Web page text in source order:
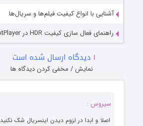
آشنایی با انواع کیفیت فیلم‌ها و سریال‌ها
راهنمای فعال سازی کیفیت HDR در PotPlayer
۱ دیدگاه ارسال شده است
نمایش / مخفی کردن دیدگاه ها
سیروس :
اصلا و ابدا در لزوم دیدن اینسریال شک نکنید